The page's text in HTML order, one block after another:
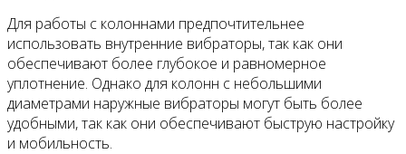
Для работы с колоннами предпочтительнее
использовать внутренние вибраторы, так как они
обеспечивают более глубокое и равномерное
уплотнение. Однако для колонн с небольшими
диаметрами наружные вибраторы могут быть более
удобными, так как они обеспечивают быструю настройку
и мобильность.